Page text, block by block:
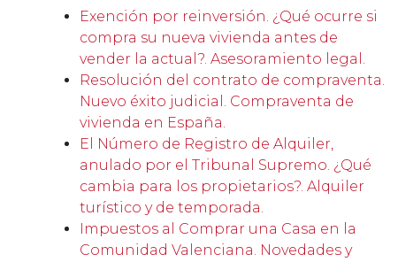
Exención por reinversión. ¿Qué ocurre si
compra su nueva vivienda antes de
vender la actual?. Asesoramiento legal.
Resolución del contrato de compraventa.
Nuevo éxito judicial. Compraventa de
vivienda en España.
El Número de Registro de Alquiler,
anulado por el Tribunal Supremo. ¿Qué
cambia para los propietarios?. Alquiler
turístico y de temporada.
Impuestos al Comprar una Casa en la
Comunidad Valenciana. Novedades y